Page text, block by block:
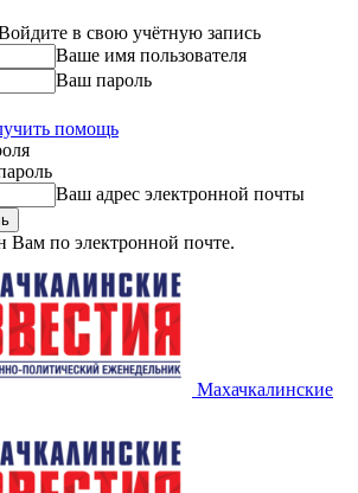
в свою учётную запись
Ваше имя пользователя
Ваш пароль
помощь
Ваш адрес электронной почты
Вам по электронной почте.
Махачкалинские